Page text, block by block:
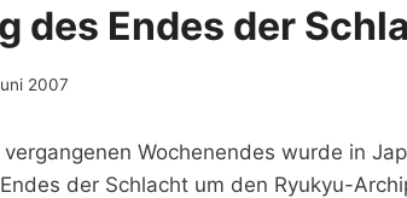
des Endes der
2007
Wochenendes wurde in
der Schlacht um den Ryukyu-